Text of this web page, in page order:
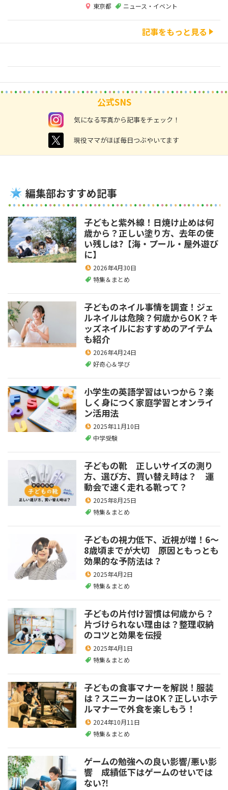
東京都 ニュース・イベント
記事をもっと見る
公式SNS
instagram 気になる写真から記事をチェック！
twitter 現役ママがほぼ毎日つぶやいてます
編集部おすすめ記事
子どもと紫外線！日焼け止めは何
歳から？正しい塗り方、去年の使
い残しは?【海・プール・屋外遊び
に】
2026年4月30日
特集＆まとめ
子どものネイル事情を調査！ジェ
ルネイルは危険？何歳からOK？キ
ッズネイルにおすすめのアイテム
も紹介
2026年4月24日
好奇心＆学び
小学生の英語学習はいつから？楽
しく身につく家庭学習とオンライ
ン活用法
2025年11月10日
中学受験
子どもの靴 正しいサイズの測り
方、選び方、買い替え時は？ 運
動会で速く走れる靴って？
2025年8月25日
特集＆まとめ
子どもの視力低下、近視が増！6～
8歳頃までが大切 原因ともっとも
効果的な予防法は？
2025年4月2日
特集＆まとめ
子どもの片付け習慣は何歳から？
片づけられない理由は？整理収納
のコツと効果を伝授
2025年4月1日
特集＆まとめ
子どもの食事マナーを解説！服装
は？スニーカーはOK？正しいホテ
ルマナーで外食を楽しもう！
2024年10月11日
特集＆まとめ
ゲームの勉強への良い影響/悪い影
響 成績低下はゲームのせいでは
ない⁈